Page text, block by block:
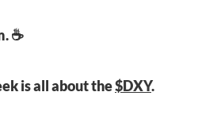
☕️
is all about the$DXY.